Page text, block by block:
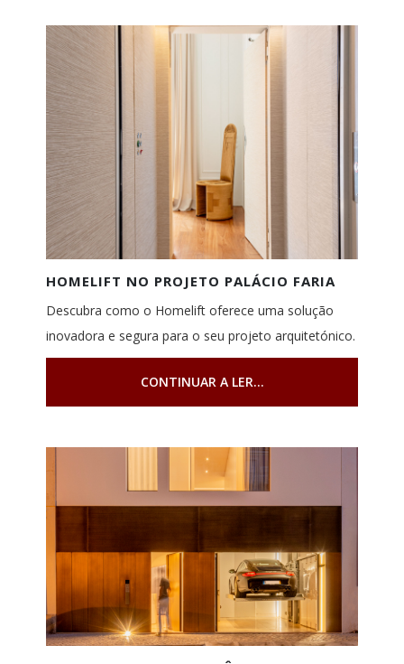
HOMELIFT NO PROJETO PALÁCIO FARIA
Descubra como o Homelift oferece uma solução
inovadora e segura para o seu projeto arquitetónico.
CONTINUAR A LER...